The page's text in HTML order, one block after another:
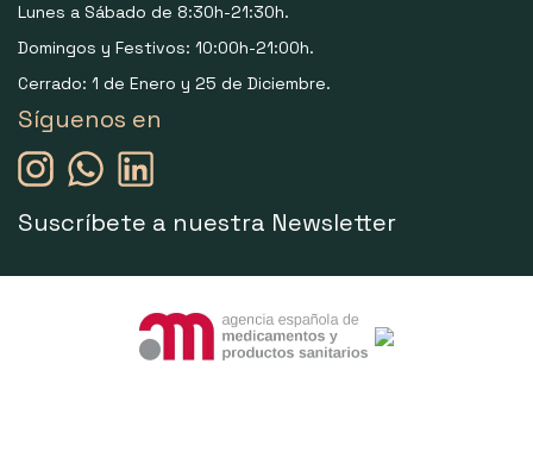
Lunes a Sábado de 8:30h-21:30h.
Domingos y Festivos: 10:00h-21:00h.
Cerrado: 1 de Enero y 25 de Diciembre.
Síguenos en
Suscríbete a nuestra Newsletter